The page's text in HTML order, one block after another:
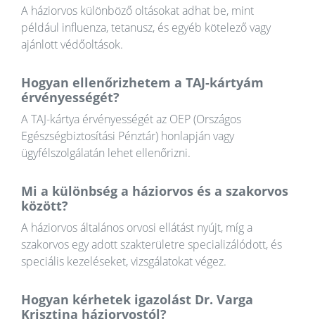
A háziorvos különböző oltásokat adhat be, mint
például influenza, tetanusz, és egyéb kötelező vagy
ajánlott védőoltások.
Hogyan ellenőrizhetem a TAJ-kártyám
érvényességét?
A TAJ-kártya érvényességét az OEP (Országos
Egészségbiztosítási Pénztár) honlapján vagy
ügyfélszolgálatán lehet ellenőrizni.
Mi a különbség a háziorvos és a szakorvos
között?
A háziorvos általános orvosi ellátást nyújt, míg a
szakorvos egy adott szakterületre specializálódott, és
speciális kezeléseket, vizsgálatokat végez.
Hogyan kérhetek igazolást Dr. Varga
Krisztina háziorvostól?